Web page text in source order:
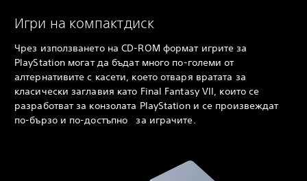
Игри на компактдиск
Чрез използването на CD-ROM формат игрите за
PlayStation могат да бъдат много по-големи от
алтернативите с касети, което отваря вратата за
класически заглавия като Final Fantasy VII, които се
разработват за конзолата PlayStation и се произвеждат
по-бързо и по-достъпно за играчите.